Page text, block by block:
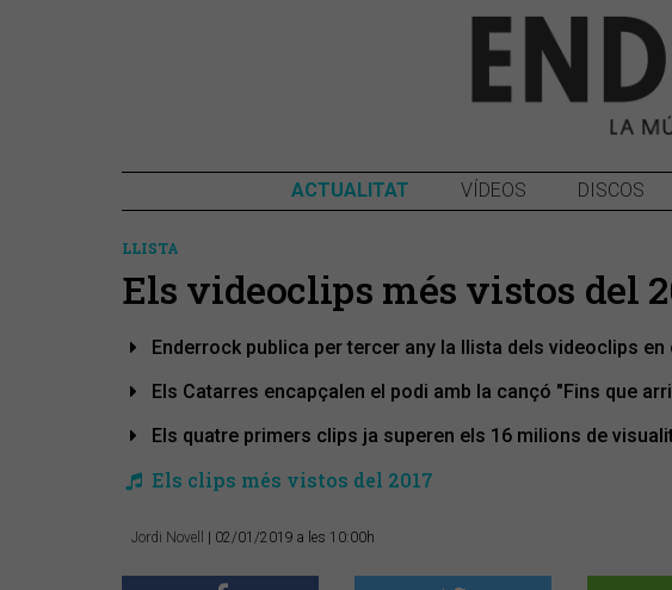
ACTUALITAT VÍDEOS DISCOS
LLISTA
Els videoclips més vistos del
Enderrock publica per tercer any la llista dels videoclips
Els Catarres encapçalen el podi amb la cançó "Fins que
Els quatre primers clips ja superen els 16 milions de
Els clips més vistos del 2017
Jordi Novell | 02/01/2019 a les 10:00h